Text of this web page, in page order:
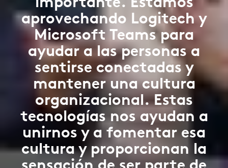
aprovechando Logitech y
Microsoft Teams para
ayudar a las personas a
sentirse conectadas y
mantener una cultura
organizacional. Estas
tecnologías nos ayudan a
unirnos y a fomentar esa
cultura y proporcionan la